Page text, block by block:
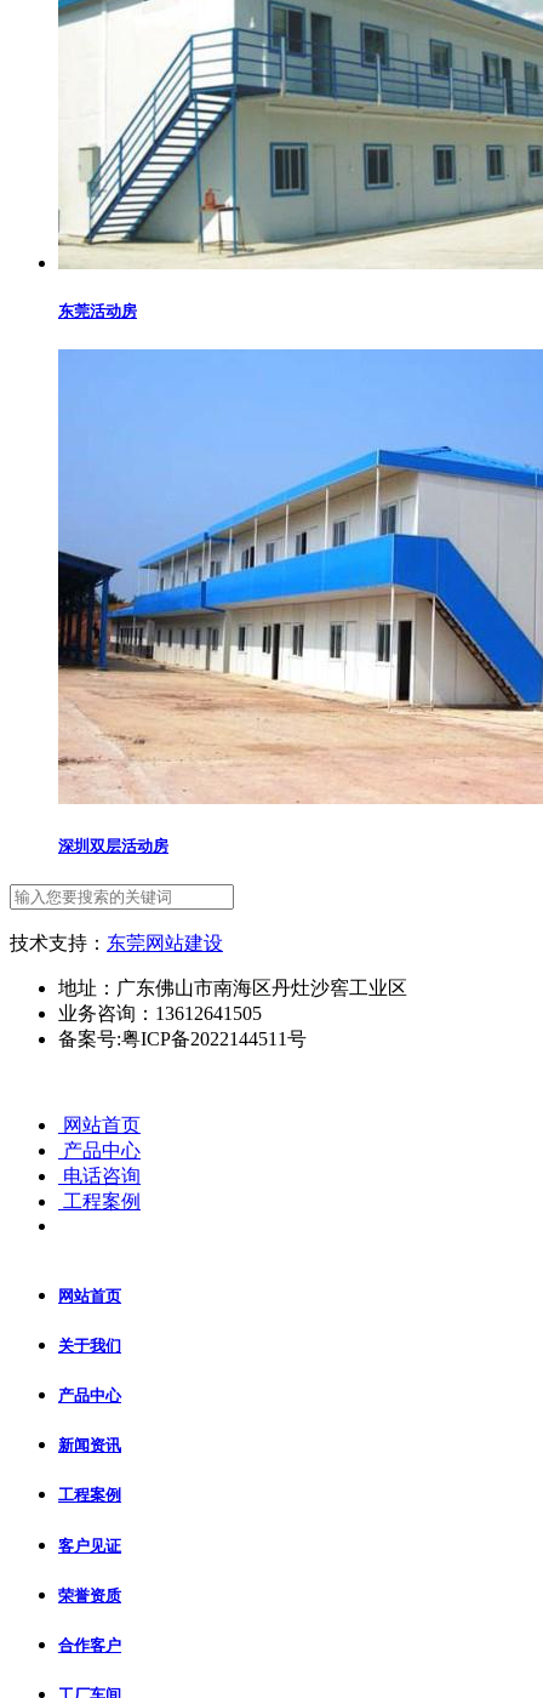
东莞活动房
深圳双层活动房
技术支持： 东莞网站建设
地址：广东佛山市南海区丹灶沙窖工业区
业务咨询：13612641505
备案号:粤ICP备2022144511号
网站首页
产品中心
电话咨询
工程案例
网站首页
关于我们
产品中心
新闻资讯
工程案例
客户见证
荣誉资质
合作客户